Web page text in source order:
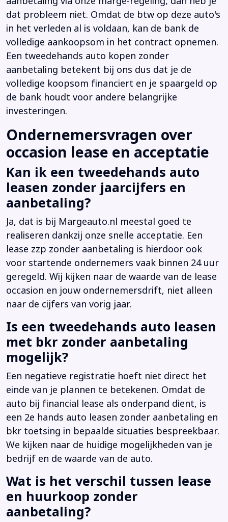
dat probleem niet. Omdat de btw op deze auto's
in het verleden al is voldaan, kan de bank de
volledige aankoopsom in het contract opnemen.
Een tweedehands auto kopen zonder
aanbetaling betekent bij ons dus dat je de
volledige koopsom financiert en je spaargeld op
de bank houdt voor andere belangrijke
investeringen.
Ondernemersvragen over
occasion lease en acceptatie
Kan ik een tweedehands auto
leasen zonder jaarcijfers en
aanbetaling?
Ja, dat is bij Margeauto.nl meestal goed te
realiseren dankzij onze snelle acceptatie. Een
lease zzp zonder aanbetaling is hierdoor ook
voor startende ondernemers vaak binnen 24 uur
geregeld. Wij kijken naar de waarde van de lease
occasion en jouw ondernemersdrift, niet alleen
naar de cijfers van vorig jaar.
Is een tweedehands auto leasen
met bkr zonder aanbetaling
mogelijk?
Een negatieve registratie hoeft niet direct het
einde van je plannen te betekenen. Omdat de
auto bij financial lease als onderpand dient, is
een 2e hands auto leasen zonder aanbetaling en
bkr toetsing in bepaalde situaties bespreekbaar.
We kijken naar de huidige mogelijkheden van je
bedrijf en de waarde van de auto.
Wat is het verschil tussen lease
en huurkoop zonder
aanbetaling?